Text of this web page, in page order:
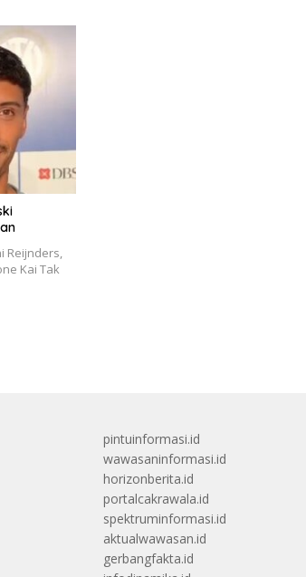
Reijnders,
Kai Tak
pintuinformasi.id
wawasaninformasi.id
horizonberita.id
portalcakrawala.id
spektruminformasi.id
aktualwawasan.id
gerbangfakta.id